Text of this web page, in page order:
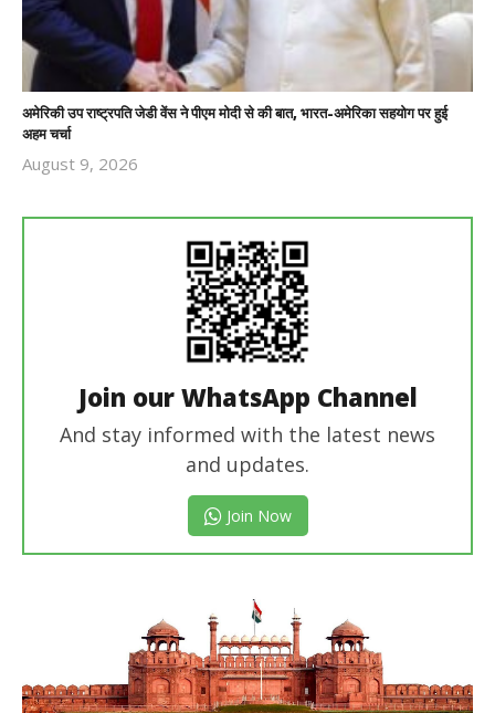
अमेरिकी उप राष्ट्रपति जेडी वेंस ने पीएम मोदी से की बात, भारत-अमेरिका सहयोग पर हुई
अहम चर्चा
August 9, 2026
Join our WhatsApp Channel
And stay informed with the latest news
and updates.
Join Now